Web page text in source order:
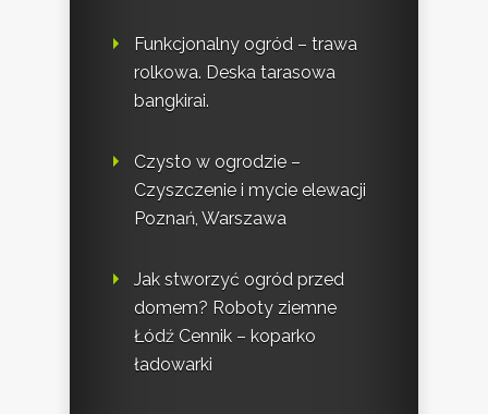
Funkcjonalny ogród – trawa
rolkowa. Deska tarasowa
bangkirai.
Czysto w ogrodzie –
Czyszczenie i mycie elewacji
Poznań, Warszawa
Jak stworzyć ogród przed
domem? Roboty ziemne
Łódź Cennik – koparko
ładowarki